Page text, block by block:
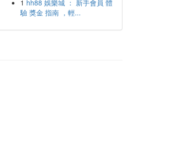
1 hh88 娛樂城 ： 新手會員 體
驗 獎金 指南 ，輕...